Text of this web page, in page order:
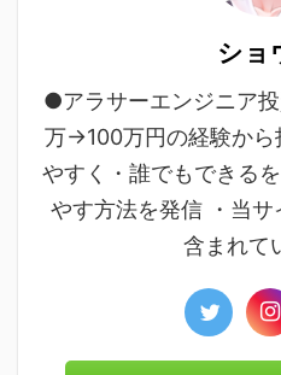
ショ
●アラサーエンジニア
万→100万円の経験か
やすく・誰でもできる
やす方法を発信 ・当
含まれて